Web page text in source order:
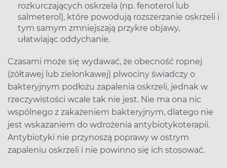
rozkurczających oskrzela (np. fenoterol lub
salmeterol), które powodują rozszerzanie oskrzeli i
tym samym zmniejszają przykre objawy,
ułatwiając oddychanie.
Czasami może się wydawać, że obecność ropnej
(żółtawej lub zielonkawej) plwociny świadczy o
bakteryjnym podłożu zapalenia oskrzeli, jednak w
rzeczywistości wcale tak nie jest. Nie ma ona nic
wspólnego z zakażeniem bakteryjnym, dlatego nie
jest wskazaniem do wdrożenia antybiotykoterapii.
Antybiotyki nie przynoszą poprawy w ostrym
zapaleniu oskrzeli i nie powinno się ich stosować.